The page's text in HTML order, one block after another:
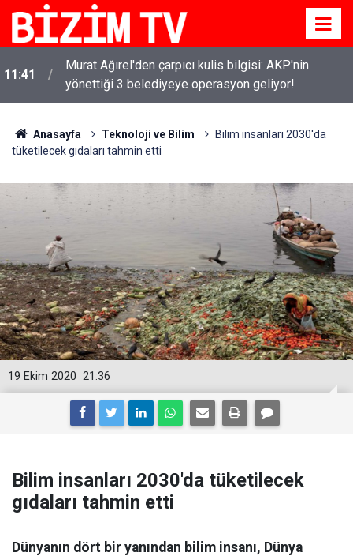
11:41
Murat Ağırel'den çarpıcı kulis bilgisi: AKP'nin
yönettiği 3 belediyeye operasyon geliyor!
Anasayfa Teknoloji ve Bilim
Bilim insanları 2030'da
tüketilecek gıdaları tahmin etti
21:36
19 Ekim 2020
Bilim insanları 2030'da tüketilecek
gıdaları tahmin etti
Dünyanın dört bir yanından bilim insanı, Dünya